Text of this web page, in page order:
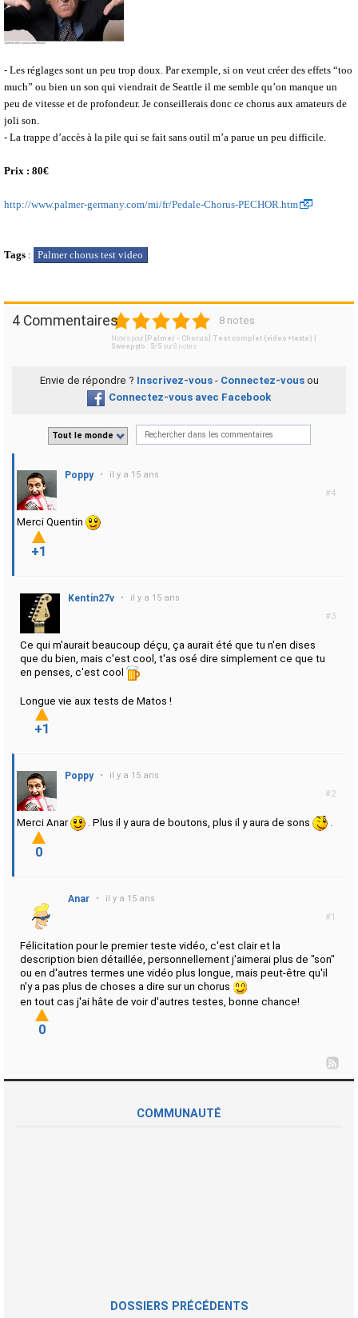
- Les réglages sont un peu trop doux. Par exemple, si on veut créer des effets “too
much” ou bien un son qui viendrait de Seattle il me semble qu’on manque un
peu de vitesse et de profondeur. Je conseillerais donc ce chorus aux amateurs de
joli son.
- La trappe d’accès à la pile qui se fait sans outil m’a parue un peu difficile.
Prix : 80€
http://www.palmer-germany.com/mi/fr/Pedale-Chorus-PECHOR.htm
Tags : Palmer chorus test video
4 Commentaires
1 2 3 4 5 8 notes
Notes pour
[Palmer - Chorus] Test complet (video+texte) |
Sweepyto
5/ 5 sur 8 notes
Envie de répondre ? Inscrivez-vous- Connectez-vousou
Connectez-vous avec Facebook
Tout le monde
#4
Poppy • il y a 15 ans
Merci Quentin
+1
#3
Kentin27v • il y a 15 ans
Ce qui m'aurait beaucoup déçu, ça aurait été que tu n'en dises
que du bien, mais c'est cool, t'as osé dire simplement ce que tu
en penses, c'est cool
Longue vie aux tests de Matos !
+1
#2
Poppy • il y a 15 ans
Merci Anar . Plus il y aura de boutons, plus il y aura de sons .
0
#1
Anar • il y a 15 ans
Félicitation pour le premier teste vidéo, c'est clair et la
description bien détaillée, personnellement j'aimerai plus de "son"
ou en d'autres termes une vidéo plus longue, mais peut-être qu'il
n'y a pas plus de choses a dire sur un chorus
en tout cas j'ai hâte de voir d'autres testes, bonne chance!
0
COMMUNAUTÉ
DOSSIERS PRÉCÉDENTS